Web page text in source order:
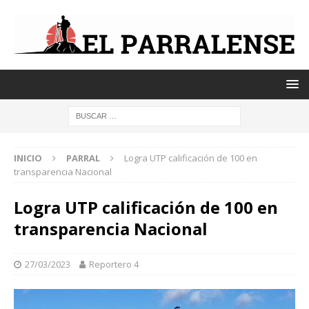
INICIO PARRAL
Logra UTP calificación de 100 en
transparencia Nacional
Logra UTP calificación de 100 en
transparencia Nacional
27/03/2023 Reportero 4